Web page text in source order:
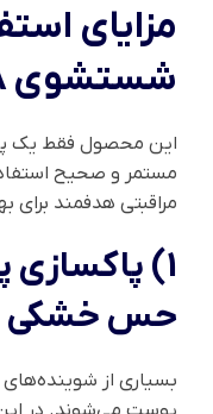
مزایای
شستشوی CeraVe SA
این محصول فقط یک
مستمر و صحیح
مراقبتی هدفمند
1)
حس خشکی
بسیاری از شوینده‌های